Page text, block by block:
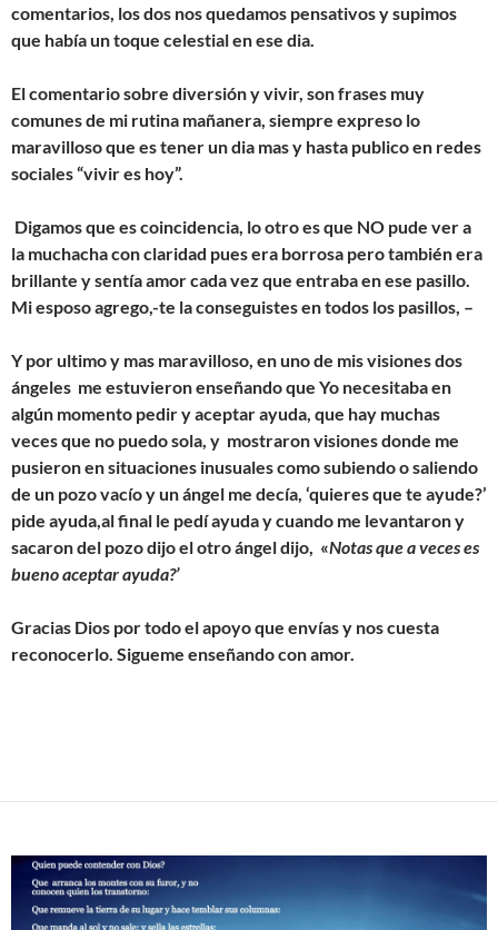
comentarios, los dos nos quedamos pensativos y supimos
que había un toque celestial en ese dia.
El comentario sobre diversión y vivir, son frases muy
comunes de mi rutina mañanera, siempre expreso lo
maravilloso que es tener un dia mas y hasta publico en redes
sociales “vivir es hoy”.
Digamos que es coincidencia, lo otro es que NO pude ver a
la muchacha con claridad pues era borrosa pero también era
brillante y sentía amor cada vez que entraba en ese pasillo.
Mi esposo agrego,-te la conseguistes en todos los pasillos, –
Y por ultimo y mas maravilloso, en uno de mis visiones dos
ángeles me estuvieron enseñando que Yo necesitaba en
algún momento pedir y aceptar ayuda, que hay muchas
veces que no puedo sola, y mostraron visiones donde me
pusieron en situaciones inusuales como subiendo o saliendo
de un pozo vacío y un ángel me decía, ‘quieres que te ayude?’
pide ayuda,al final le pedí ayuda y cuando me levantaron y
sacaron del pozo dijo el otro ángel dijo, «Notas que a veces es
bueno aceptar ayuda?’
Gracias Dios por todo el apoyo que envías y nos cuesta
reconocerlo. Sigueme enseñando con amor.